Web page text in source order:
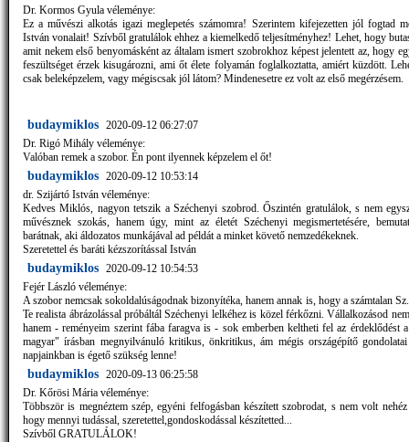
Dr. Kormos Gyula véleménye:
Ez a művészi alkotás igazi meglepetés számomra! Szerintem kifejezetten jól fogtad
István vonalait! Szívből gratulálok ehhez a kiemelkedő teljesítményhez! Lehet, hogy
amit nekem első benyomásként az általam ismert szobrokhoz képest jelentett az, hogy
feszültséget érzek kisugározni, ami őt élete folyamán foglalkoztatta, amiért küzdött.
csak beleképzelem, vagy mégiscsak jól látom? Mindenesetre ez volt az első megérzésem.
budaymiklos 2020-09-12 06:27:07
Dr. Rigó Mihály véleménye:
Valóban remek a szobor. Én pont ilyennek képzelem el őt!
budaymiklos 2020-09-12 10:53:14
dr. Szijártó István véleménye:
Kedves Miklós, nagyon tetszik a Széchenyi szobrod. Őszintén gratulálok, s nem
művésznek szokás, hanem úgy, mint az életét Széchenyi megismertetésére,
barátnak, aki áldozatos munkájával ad példát a minket követő nemzedékeknek.
Szeretettel és baráti kézszorítással István
budaymiklos 2020-09-12 10:54:53
Fejér László véleménye:
A szobor nemcsak sokoldalúságodnak bizonyítéka, hanem annak is, hogy a számtalan
Te realista ábrázolással próbáltál Széchenyi lelkéhez is közel férkőzni. Vállalkozásod
hanem - reményeim szerint fába faragva is - sok emberben keltheti fel az érdeklődést
magyar" írásban megnyilvánuló kritikus, önkritikus, ám mégis országépítő
napjainkban is égető szükség lenne!
budaymiklos 2020-09-13 06:25:58
Dr. Kőrösi Mária véleménye:
Többször is megnéztem szép, egyéni felfogásban készített szobrodat, s nem volt nehéz
hogy mennyi tudással, szeretettel,gondoskodással készítetted...
Szívből GRATULÁLOK!